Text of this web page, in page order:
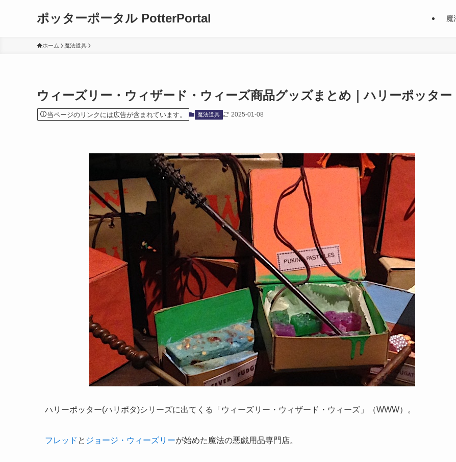
ポッターポータル PotterPortal 魔
ホーム 魔法道具
ウィーズリー・ウィザード・ウィーズ商品グッズまとめ｜ハリーポッター
当ページのリンクには広告が含まれています。 魔法道具 2025-01-08
ハリーポッター(ハリポタ)シリーズに出てくる「ウィーズリー・ウィザード・ウィーズ」（WWW）。
フレッド と ジョージ・ウィーズリーが始めた魔法の悪戯用品専門店。